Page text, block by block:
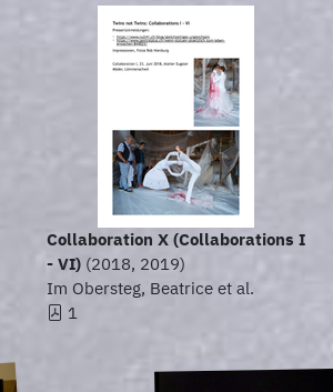
Collaboration X (Collaborations I
- VI) (2018, 2019)
Im Obersteg, Beatrice et al.
1